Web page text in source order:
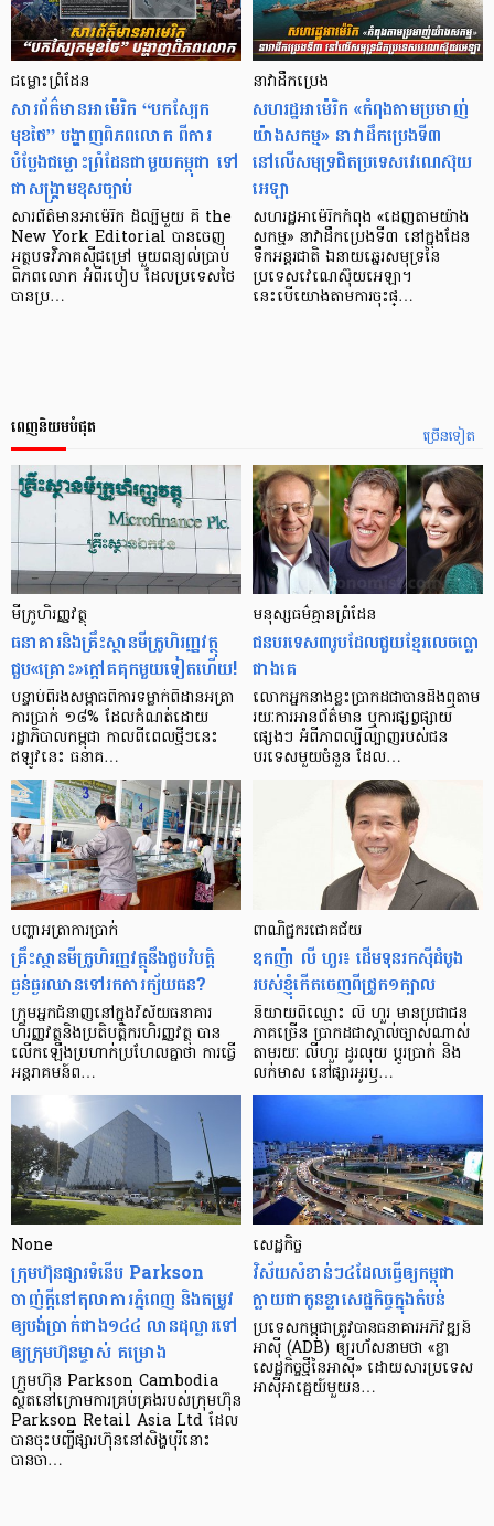
ជម្លោះព្រំដែន
សារព័ត៌មានអាម៉េរិក “បកស្បែក
មុខថៃ” បង្ហាញពិភពលោក ពីការ
បំប្លែងជម្លោះព្រំដែនជាមួយកម្ពុជា ទៅ
ជាសង្គ្រាមខុសច្បាប់
សារព័ត៌មានអាម៉េរិក ដ៏ល្បីមួយ គឺ the
New York Editorial បានចេញ
អត្ថបទវិភាគស៊ីជម្រៅ មួយពន្យល់ប្រាប់
ពិភពលោក អំពីរបៀប ដែលប្រទេសថៃ
បានប្រ…
នាវាដឹកប្រេង
សហរដ្ឋអាម៉េរិក «កំពុងតាមប្រមាញ់
យ៉ាងសកម្ម» នាវាដឹកប្រេងទី៣
នៅលើសមុទ្រជិតប្រទេសវេណេស៊ុយ
អេឡា
សហរដ្ឋអាម៉េរិកកំពុង «ដេញតាមយ៉ាង
សកម្ម» នាវាដឹកប្រេងទី៣ នៅក្នុងដែន
ទឹកអន្តរជាតិ ឯនាយឆ្នេរសមុទ្រនៃ
ប្រទេសវេណេស៊ុយអេឡា។
នេះបើយោងតាមការចុះផ្…
ច្រើនទៀត
ពេញនិយមបំផុត
មីក្រូ​ហិរញ្ញវត្ថុ
ធនាគារ​និង​គ្រឹះស្ថាន​មីក្រូ​ហិរញ្ញវត្ថុ​
ជួប«គ្រោះ»ក្តៅ​គគុក​មួយ​ទៀត​ហើយ!
បន្ទាប់​ពី​រង​សម្ពាធ​​ពី​ការ​ទម្លាក់​ពិដាន​អត្រា​
ការ​ប្រាក់ ១៨​% ដែល​កំណត់​ដោយ​
រដ្ឋាភិបាល​កម្ពុជា កាល​ពី​ពេល​ថ្មីៗ​នេះ
ឥឡូវ​នេះ ធនាគ…
មនុស្ស​ធម៌​គ្មាន​ព្រំដែន
ជន​បរទេស​៣​រូប​ដែល​ជួយ​ខ្មែរ​លេច​ធ្លោ​
ជាង​គេ
លោកអ្នក​នាង​ខ្លះ​ប្រាកដ​ជា​បាន​​ដឹង​ឮ​តាម​
រយៈ​ការ​អាន​ព័ត៌មាន ឬ​ការ​ផ្សព្វផ្សាយ​
ផ្សេងៗ អំពី​ភាព​ល្បីល្បាញ​របស់​ជន​
បរទេស​មួយ​ចំនួន ដែល…
បញ្ហា​អត្រា​ការប្រាក់
គ្រឹះស្ថាន​មីក្រូ​ហិរញ្ញវត្ថុ​នឹង​ជួប​វិបត្តិ​
ធ្ងន់ធ្ងរ​ឈាន​ទៅ​រក​ការ​ក្ស័យធន?
ក្រុម​អ្នក​ជំនាញ​នៅ​ក្នុង​វិស័យ​ធនាគារ
ហិរញ្ញវត្ថុ​និង​ប្រតិបត្តិករ​ហិរញ្ញ​វត្ថុ បាន​​
លើក​ឡើង​ប្រហាក់​ប្រហែល​គ្នា​ថា ការ​ធ្វើ​
អន្តរាគមន៍​ព…
ពាណិជ្ជករជោគជ័យ
ឧកញ៉ា លី ហួរ៖ ដើមទុនរកស៊ីដំបូង
របស់ខ្ញុំកើតចេញពីជ្រូក១ក្បាល
និយាយ​ពី​ឈ្មោះ លី ហួរ មាន​ប្រជាជន​
ភាគ​ច្រើន ប្រាកដ​ជា​ស្គាល់​ច្បាស់​ណាស់
តាមរយៈ លីហួរ ដូរ​លុយ ប្តូរ​បា្រក់ និង​
លក់​មាស នៅ​ផ្សារ​អូរ​ឫ…
None
ក្រុមហ៊ុនផ្សារទំនើប Parkson
ចាញ់ក្ដីនៅតុលាការភ្នំពេញ និងតម្រូវ
ឲ្យបង់ប្រាក់ជាង១៤៤ លានដុល្លារទៅ
ឲ្យក្រុមហ៊ុនម្ចាស់ គម្រោង
ក្រុមហ៊ុន Parkson Cambodia
ស្ថិតនៅក្រោមការគ្រប់គ្រងរបស់ក្រុមហ៊ុន
Parkson Retail Asia Ltd ដែល
បានចុះបញ្ចីផ្សារហ៊ុននៅសិង្ហបុរីនោះ
បានចា…
សេដ្ឋកិច្ច​
វិស័យ​សំខាន់ៗ​៤​ដែល​ធ្វើ​ឲ្យ​កម្ពុជា​
ក្លាយ​ជា​កូន​ខ្លា​សេដ្ឋកិច្ច​ក្នុង​តំបន់
ប្រទេស​កម្ពុជា​ត្រូវ​បាន​ធនាគារ​អភិវឌ្ឍន៍​
អាស៊ី (ADB) ឲ្យ​រហ័ស​នាមថា «ខ្លា​
សេដ្ឋកិច្ច​ថ្មី​នៃ​អាស៊ី» ដោយសារ​ប្រទេស​
អាស៊ី​អាគ្នេយ៍​មួយ​ន…